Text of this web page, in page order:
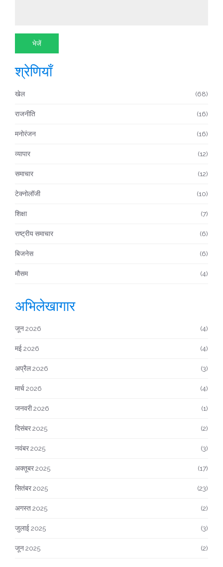
श्रेणियाँ
खेल (68)
राजनीति (16)
मनोरंजन (16)
व्यापार (12)
समाचार (12)
टेक्नोलॉजी (10)
शिक्षा (7)
राष्ट्रीय समाचार (6)
बिजनेस (6)
मौसम (4)
अभिलेखागार
जून 2026 (4)
मई 2026 (4)
अप्रैल 2026 (3)
मार्च 2026 (4)
जनवरी 2026 (1)
दिसंबर 2025 (2)
नवंबर 2025 (3)
अक्तूबर 2025 (17)
सितंबर 2025 (23)
अगस्त 2025 (2)
जुलाई 2025 (3)
जून 2025 (2)